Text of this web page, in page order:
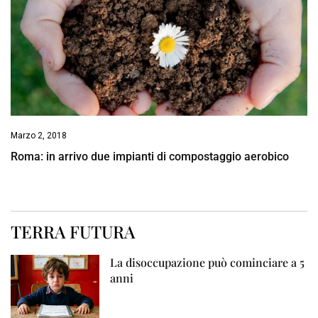
Marzo 2, 2018
Roma: in arrivo due impianti di compostaggio aerobico
TERRA FUTURA
La disoccupazione può cominciare a 5
anni